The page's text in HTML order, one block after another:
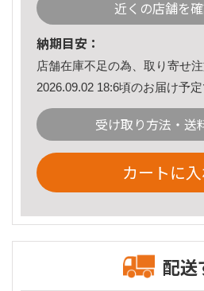
近くの店舗を
納期目安：
店舗在庫不足の為、取り寄せ注
2026.09.02 18:6頃のお届け予定
受け取り方法・送
カートに
配送